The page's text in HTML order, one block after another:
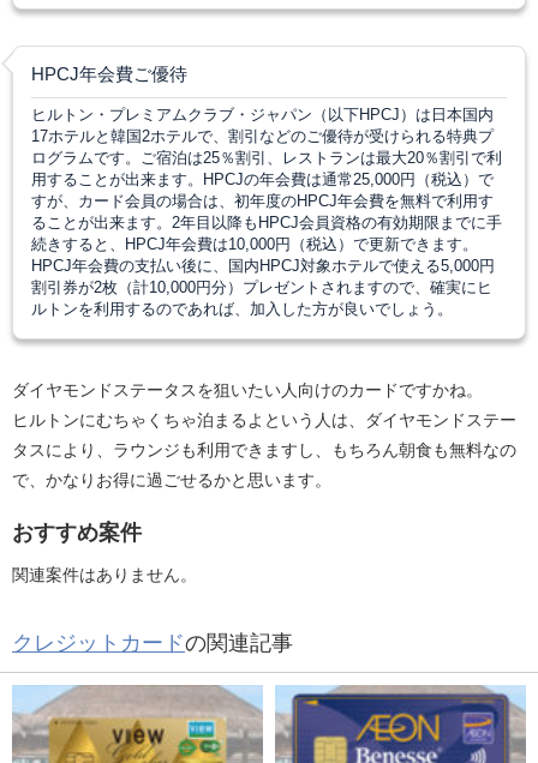
HPCJ年会費ご優待
ヒルトン・プレミアムクラブ・ジャパン（以下HPCJ）は日本国内
17ホテルと韓国2ホテルで、割引などのご優待が受けられる特典プ
ログラムです。ご宿泊は25％割引、レストランは最大20％割引で利
用することが出来ます。HPCJの年会費は通常25,000円（税込）で
すが、カード会員の場合は、初年度のHPCJ年会費を無料で利用す
ることが出来ます。2年目以降もHPCJ会員資格の有効期限までに手
続きすると、HPCJ年会費は10,000円（税込）で更新できます。
HPCJ年会費の支払い後に、国内HPCJ対象ホテルで使える5,000円
割引券が2枚（計10,000円分）プレゼントされますので、確実にヒ
ルトンを利用するのであれば、加入した方が良いでしょう。
ダイヤモンドステータスを狙いたい人向けのカードですかね。
ヒルトンにむちゃくちゃ泊まるよという人は、ダイヤモンドステー
タスにより、ラウンジも利用できますし、もちろん朝食も無料なの
で、かなりお得に過ごせるかと思います。
おすすめ案件
関連案件はありません。
クレジットカードの関連記事